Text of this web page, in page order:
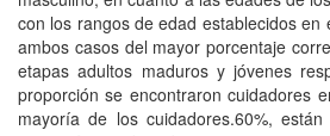
con los rangos de edad establecidos en
ambos casos del mayor porcentaje
etapas adultos maduros y jóvenes
proporción se encontraron cuidadores
mayoría de los cuidadores.60%,